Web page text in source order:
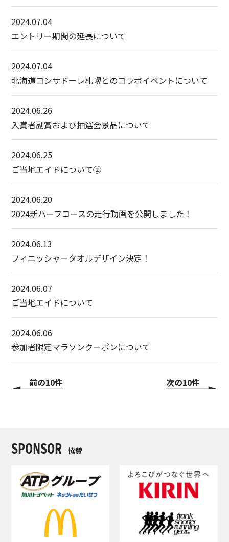
2024.07.04
エントリー期間の延長について
2024.07.04
北海道コンサドーレ札幌とのコラボイベントについて
2024.06.26
入賞者副賞および抽選会景品について
2024.06.25
ご当地エイドについて②
2024.06.20
2024新ハーフコースの走行動画を公開しました！
2024.06.13
フィニッシャータオルデザイン決定！
2024.06.07
ご当地エイドについて
2024.06.06
参加者限定マラソンクーポンについて
前の10件 次の10件
SPONSOR 協賛